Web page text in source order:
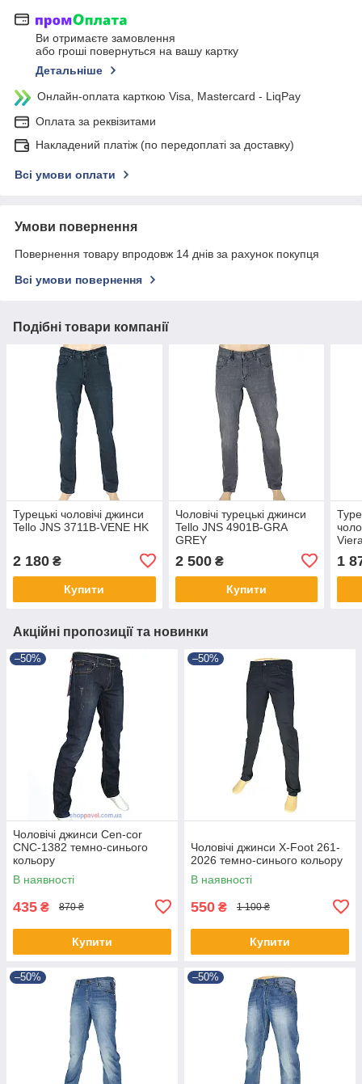
Ви отримаєте замовлення
або гроші повернуться на вашу картку
Детальніше
Онлайн-оплата карткою Visa, Mastercard - LiqPay
Оплата за реквізитами
Накладений платіж (по передоплаті за доставку)
Всі умови оплати
Умови повернення
Повернення товару впродовж 14 днів за рахунок покупця
Всі умови повернення
Подібні товари компанії
Турецькі чоловічі джинси
Tello JNS 3711B-VENE HK
2 180 ₴
Купити
Чоловічі турецькі джинси
Tello JNS 4901B-GRA
GREY
2 500₴
Купити
1
Акційні пропозиції та новинки
–50%
Чоловічі джинси Cen-cor
CNC-1382 темно-синього
кольору
В наявності
435 ₴ 870 ₴
Купити
–50%
Чоловічі джинси X-Foot 261-
2026 темно-синього кольору
В наявності
550 ₴ 1 100 ₴
Купити
–50% –50%